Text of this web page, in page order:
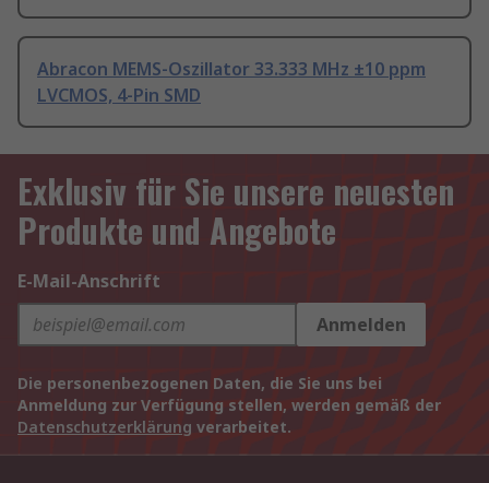
Abracon MEMS-Oszillator 33.333 MHz ±10 ppm
LVCMOS, 4-Pin SMD
Exklusiv für Sie unsere neuesten
Produkte und Angebote
E-Mail-Anschrift
Anmelden
Die personenbezogenen Daten, die Sie uns bei
Anmeldung zur Verfügung stellen, werden gemäß der
Datenschutzerklärung verarbeitet.